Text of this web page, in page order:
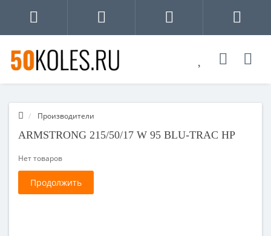
Производители
ARMSTRONG 215/50/17 W 95 BLU-TRAC HP
Нет товаров
Продолжить